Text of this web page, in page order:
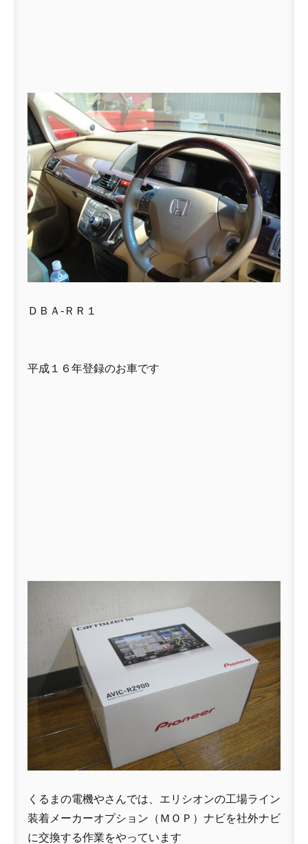
ＤＢＡ-ＲＲ１
平成１６年登録のお車です
くるまの電機やさんでは、エリシオンの工場ライン
装着メーカーオプション（ＭＯＰ）ナビを社外ナビ
に交換する作業をやっています